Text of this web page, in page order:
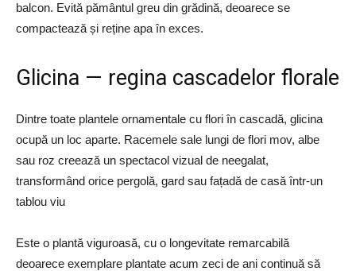
balcon. Evită pământul greu din grădină, deoarece se
compactează și reține apa în exces.
Glicina — regina cascadelor florale
Dintre toate plantele ornamentale cu flori în cascadă, glicina
ocupă un loc aparte. Racemele sale lungi de flori mov, albe
sau roz creează un spectacol vizual de neegalat,
transformând orice pergolă, gard sau fațadă de casă într-un
tablou viu
Este o plantă viguroasă, cu o longevitate remarcabilă
deoarece exemplare plantate acum zeci de ani continuă să